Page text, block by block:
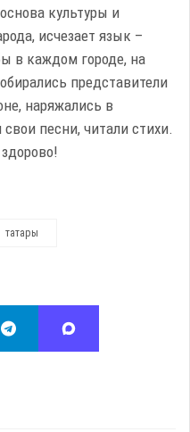
культуры и
исчезает язык –
в каждом городе, на
представители
наряжались в
песни, читали стихи.
татары